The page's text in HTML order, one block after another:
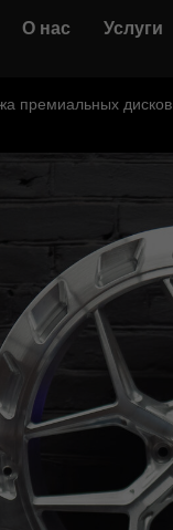
О нас Услуги
премиальных дисков